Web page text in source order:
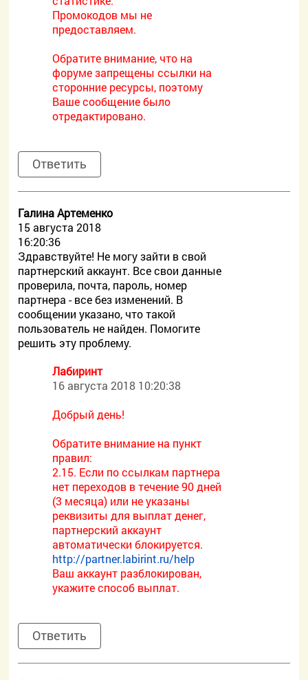
Промокодов мы не
предоставляем.
Обратите внимание, что на
форуме запрещены ссылки на
сторонние ресурсы, поэтому
Ваше сообщение было
отредактировано.
Ответить
Галина Артеменко
15 августа 2018
16:20:36
Здравствуйте! Не могу зайти в свой
партнерский аккаунт. Все свои данные
проверила, почта, пароль, номер
партнера - все без изменений. В
сообщении указано, что такой
пользователь не найден. Помогите
решить эту проблему.
Лабиринт
16 августа 2018 10:20:38
Добрый день!
Обратите внимание на пункт
правил:
2.15. Если по ссылкам партнера
нет переходов в течение 90 дней
(3 месяца) или не указаны
реквизиты для выплат денег,
партнерский аккаунт
автоматически блокируется.
http://partner.labirint.ru/help
Ваш аккаунт разблокирован,
укажите способ выплат.
Ответить